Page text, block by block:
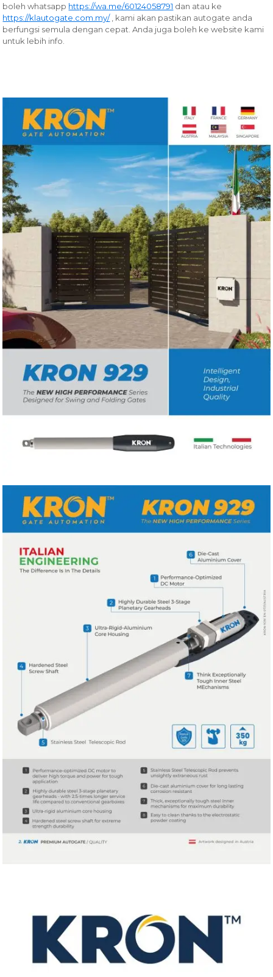
boleh whatsapp https://wa.me/60124058791 dan atau ke
https://klautogate.com.my/ , kami akan pastikan autogate anda
berfungsi semula dengan cepat. Anda juga boleh ke website kami
untuk lebih info.